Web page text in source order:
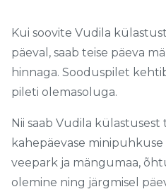
Kui soovite Vudila
päeval, saab teise päeva
hinnaga. Sooduspilet
pileti olemasoluga.
Nii saab Vudila külastusest
kahepäevase minipuhkuse
veepark ja mängumaa,
olemine ning järgmisel